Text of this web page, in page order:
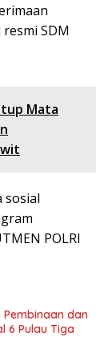
SDM
Mata
sosial
POLRI
dan
6 Pulau Tiga